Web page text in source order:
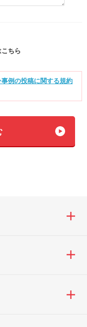
こちら
例の投稿に関する規約